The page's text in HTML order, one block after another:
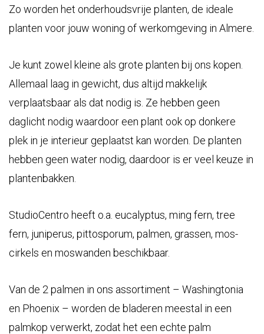
Zo worden het onderhoudsvrije planten, de ideale
planten voor jouw woning of werkomgeving in Almere.
Je kunt zowel kleine als grote planten bij ons kopen.
Allemaal laag in gewicht, dus altijd makkelijk
verplaatsbaar als dat nodig is. Ze hebben geen
daglicht nodig waardoor een plant ook op donkere
plek in je interieur geplaatst kan worden. De planten
hebben geen water nodig, daardoor is er veel keuze in
plantenbakken.
StudioCentro heeft o.a. eucalyptus, ming fern, tree
fern, juniperus, pittosporum, palmen, grassen, mos-
cirkels en moswanden beschikbaar.
Van de 2 palmen in ons assortiment – Washingtonia
en Phoenix – worden de bladeren meestal in een
palmkop verwerkt, zodat het een echte palm